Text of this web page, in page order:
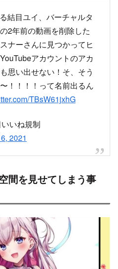
2年前の動画を削除した
ナーさんに見つかってヒ
アカウントのアカ
思い出せない！そ、そう
！！！！って名前出るん
TBsW61jxhG
いね規制
間を見せてしまう事